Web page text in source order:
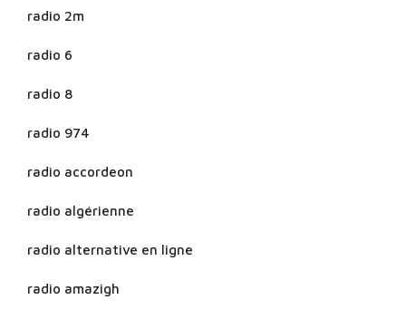
radio 2m
radio 6
radio 8
radio 974
radio accordeon
radio algérienne
radio alternative en ligne
radio amazigh